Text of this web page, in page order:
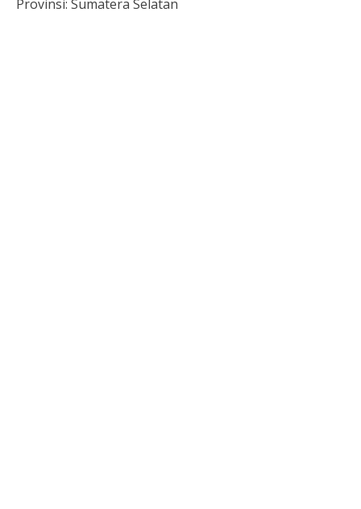
Provinsi: Sumatera Selatan